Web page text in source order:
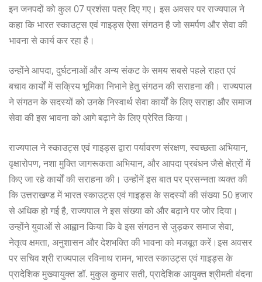
इन जनपदों को कुल 07 प्रशंसा पत्र दिए गए। इस अवसर पर राज्यपाल ने
कहा कि भारत स्काउट्स एवं गाइड्स ऐसा संगठन है जो समर्पण और सेवा की
भावना से कार्य कर रहा है।
उन्होंने आपदा, दुर्घटनाओं और अन्य संकट के समय सबसे पहले राहत एवं
बचाव कार्यों में सक्रिय भूमिका निभाने हेतु संगठन की सराहना की। राज्यपाल
ने संगठन के सदस्यों को उनके निस्वार्थ सेवा कार्यों के लिए सराहा और समाज
सेवा की इस भावना को आगे बढ़ाने के लिए प्रेरित किया।
राज्यपाल ने स्काउट्स एवं गाइड्स द्वारा पर्यावरण संरक्षण, स्वच्छता अभियान,
वृक्षारोपण, नशा मुक्ति जागरूकता अभियान, और आपदा प्रबंधन जैसे क्षेत्रों में
किए जा रहे कार्यों की सराहना की। उन्होंनें इस बात पर प्रसन्नता व्यक्त की
कि उत्तराखण्ड में भारत स्काउट्स एवं गाइड्स के सदस्यों की संख्या 50 हजार
से अधिक हो गई है, राज्यपाल ने इस संख्या को और बढ़ाने पर जोर दिया।
उन्होंने युवाओं से आह्वान किया कि वे इस संगठन से जुड़कर समाज सेवा,
नेतृत्व क्षमता, अनुशासन और देशभक्ति की भावना को मजबूत करें।इस अवसर
पर सचिव श्री राज्यपाल रविनाथ रामन, भारत स्काउट्स एवं गाइड्स के
प्रादेशिक मुख्यायुक्त डॉ. मुकुल कुमार सती, प्रादेशिक आयुक्त श्रीमती वंदना